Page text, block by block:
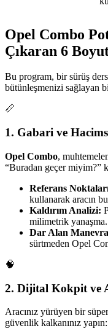
Opel Combo
Çıkaran 6
Bu program, bir sürüş
bütünleşmenizi sağlayan
📏
1. Gabari ve
Opel Combo,
“Buradan geçer miyim?”
Referans
kullanarak aracın
Kaldırım Analizi:
milimetrik yanaşma.
Dar Alan
sürtmeden Opel
🧠
2. Dijital Kokpit ve
Aracınız yürüyen bir
güvenlik kalkanınız yapın: